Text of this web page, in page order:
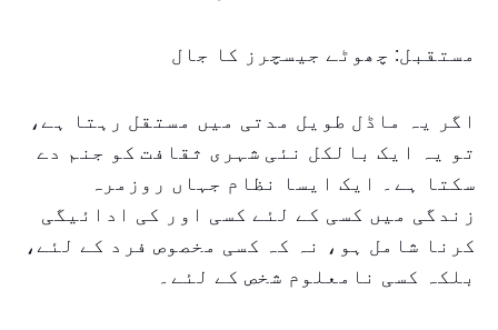
مستقبل: چھوٹے جیسچرز کا جال
اگر یہ ماڈل طویل مدتی میں مستقل رہتا ہے،
تو یہ ایک بالکل نئی شہری ثقافت کو جنم دے
سکتا ہے۔ ایک ایسا نظام جہاں روزمرہ
زندگی میں کسی کے لئے کسی اور کی ادائیگی
کرنا شامل ہو، نہ کہ کسی مخصوص فرد کے لئے،
بلکہ کسی نامعلوم شخص کے لئے۔